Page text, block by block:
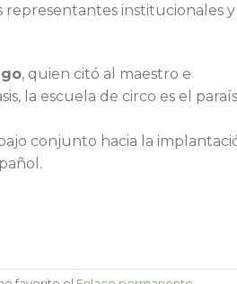
representantes institucionales y
, quien citó al maestro e
la escuela de circo es el
conjunto hacia la